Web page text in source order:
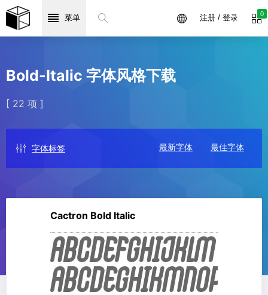
菜单 0
注册 / 登录
Bold-Italic 字体风格下载
[ 22 项 ]
字体标签 最新字体 最佳字体
Cactron Bold Italic